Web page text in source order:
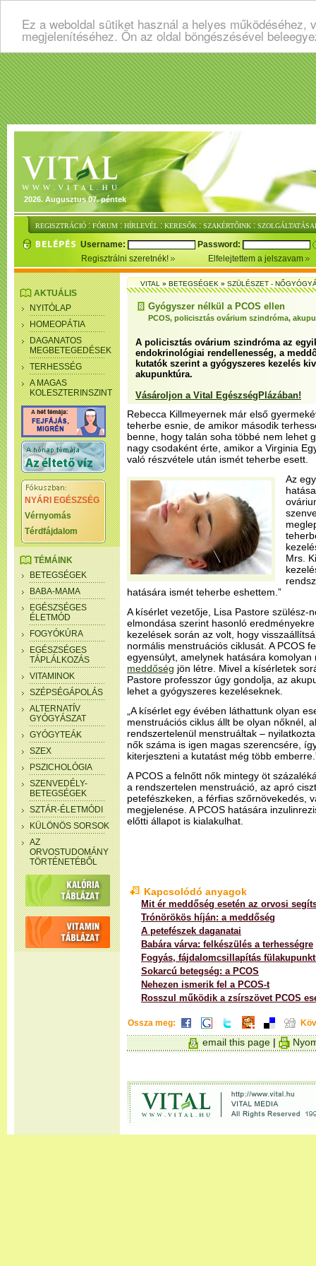
Ez a weboldal sütiket használ a helyes
megjelenítéséhez. Ön az oldal böngészésével
2026. Augusztus 07. péntek
REGISZTRÁCIÓ : FÓRUM : HÍRLEVÉL : KERESŐK : SZAKÉRTŐINK :
Username:
Password:
Regisztrálni szeretnék!
Elfelejtettem a jelszavam
AKTUÁLIS
NYITÓLAP
HOMEOPÁTIA
DAGANATOS
MEGBETEGEDÉSEK
TERHESSÉG
A MAGAS
KOLESZTERINSZINT
NYÁRI EGÉSZSÉG
Vérnyomás
Térdfájdalom
TÉMÁINK
BETEGSÉGEK
BABA-MAMA
EGÉSZSÉGES
ÉLETMÓD
FOGYÓKÚRA
EGÉSZSÉGES
TÁPLÁLKOZÁS
VITAMINOK
SZÉPSÉGÁPOLÁS
ALTERNATÍV
GYÓGYÁSZAT
GYÓGYTEÁK
SZEX
PSZICHOLÓGIA
SZENVEDÉLY-
BETEGSÉGEK
SZTÁR-ÉLETMÓDI
KÜLÖNÖS SORSOK
AZ
ORVOSTUDOMÁNY
TÖRTÉNETÉBŐL
VITAL»BETEGSÉGEK»SZÜLÉSZET -
Gyógyszer nélkül a PCOS ellen
PCOS, policisztás ovárium szindróma,
A policisztás ovárium szindróma az
endokrinológiai rendellenesség, a
kutatók szerint a gyógyszeres kezelés
akupunktúra.
Vásároljon a Vital EgészségPlázában!
Rebecca Killmeyernek már első
teherbe esnie, de amikor második
benne, hogy talán soha többé nem lehet
nagy csodaként érte, amikor a Virginia
való részvétele után ismét teherbe esett.
Az
Mrs.
hatására ismét teherbe eshettem.”
A kísérlet vezetője, Lisa Pastore szülész-
elmondása szerint hasonló
kezelések során az volt, hogy
normális menstruációs ciklusát. A PCOS
egyensúlyt, amelynek hatására
meddőség jön létre. Mivel a kísérletek
Pastore professzor úgy gondolja, az
lehet a gyógyszeres kezeléseknek.
„A kísérlet egy évében láthattunk olyan
menstruációs ciklus állt be olyan nőknél,
rendszertelenül menstruáltak –
nők száma is igen magas szerencsére,
kiterjeszteni a kutatást még több
A PCOS a felnőtt nők mintegy öt
a rendszertelen menstruáció, az apró
petefészkeken, a férfias szőrnövekedés,
megjelenése. A PCOS hatására
előtti állapot is kialakulhat.
Kapcsolódó anyagok
Mit ér meddőség esetén az orvosi
Trónörökös híján: a meddőség
A petefészek daganatai
Babára várva: felkészülés a terhességre
Fogyás, fájdalomcsillapítás
Sokarcú betegség: a PCOS
Nehezen ismerik fel a PCOS-t
Rosszul működik a zsírszövet PCOS
Ossza meg:
email this page |